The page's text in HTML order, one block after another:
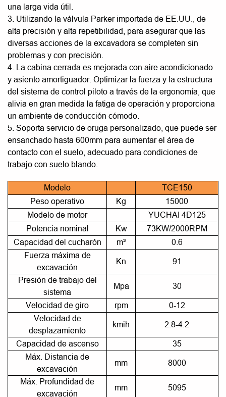
una larga vida útil.
3. Utilizando la válvula Parker importada de EE.UU., de
alta precisión y alta repetibilidad, para asegurar que las
diversas acciones de la excavadora se completen sin
problemas y con precisión.
4. La cabina cerrada es mejorada con aire acondicionado
y asiento amortiguador. Optimizar la fuerza y la estructura
del sistema de control piloto a través de la ergonomía, que
alivia en gran medida la fatiga de operación y proporciona
un ambiente de conducción cómodo.
5. Soporta servicio de oruga personalizado, que puede ser
ensanchado hasta 600mm para aumentar el área de
contacto con el suelo, adecuado para condiciones de
trabajo con suelo blando.
Modelo
TCE150
Peso operativo
Kg
15000
Modelo de motor
YUCHAI 4D125
Potencia nominal
Kw
73KW/2000RPM
Capacidad del cucharón
m³
0.6
Fuerza máxima de
excavación
Kn 91
Presión de trabajo del
sistema
Mpa 30
Velocidad de giro rpm
0-12
Velocidad de
desplazamiento
kmih 2.8-4.2
Capacidad de ascenso
35
Máx. Distancia de
excavación
mm 8000
Máx. Profundidad de
excavación
mm 5095